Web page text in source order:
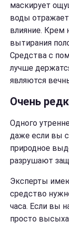
маскирует
воды
влияние. Крем
вытирания
Средства с
лучше
являются
Очень
Одного
даже если вы
природное
разрушают
Эксперты
средство
часа. Если вы
просто